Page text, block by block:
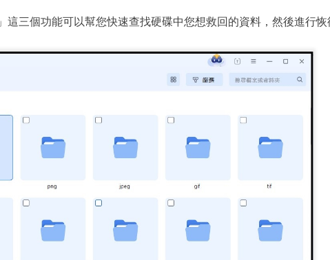
」這三個功能可以幫您快速查找硬碟中您想救回的資料，然後進行恢